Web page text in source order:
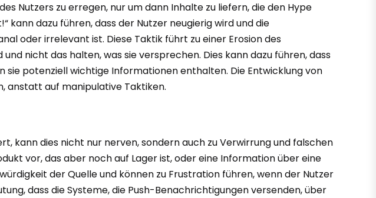
Nutzers zu erregen, nur um dann Inhalte zu liefern, die den Hype
kann dazu führen, dass der Nutzer neugierig wird und die
oder irrelevant ist. Diese Taktik führt zu einer Erosion des
nicht das halten, was sie versprechen. Dies kann dazu führen, dass
potenziell wichtige Informationen enthalten. Die Entwicklung von
anstatt auf manipulative Taktiken.
kann dies nicht nur nerven, sondern auch zu Verwirrung und falschen
vor, das aber noch auf Lager ist, oder eine Information über eine
der Quelle und können zu Frustration führen, wenn der Nutzer
dass die Systeme, die Push-Benachrichtigungen versenden, über